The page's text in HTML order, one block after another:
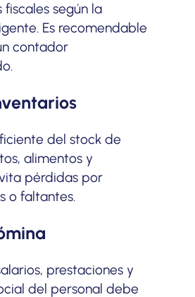
según la
Es recomendable
contador
del stock de
alimentos y
pérdidas por
o faltantes.
prestaciones y
del personal debe